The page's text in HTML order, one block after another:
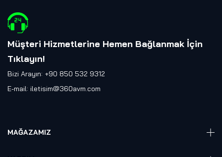
Müşteri Hizmetlerine Hemen Bağlanmak İçin
Tıklayın!
Bizi Arayın: +90 850 532 9312
E-mail: iletisim@360avm.com
MAĞAZAMIZ